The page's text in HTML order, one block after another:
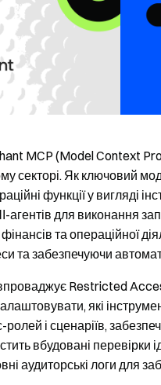
MCP (Model Context
секторі. Як ключовий
функції у вигляді
для виконання
та операційної
та забезпечуючи
Restricted
які
і сценаріїв,
вбудовані перевірки
аудиторські логи для